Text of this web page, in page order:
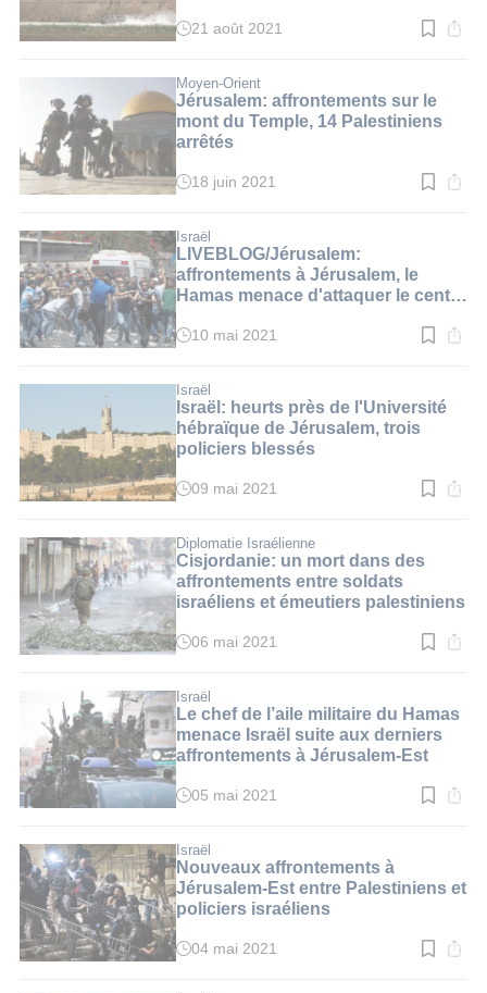
Temps
:
2
min.
21 août 2021
Moyen-Orient
Jérusalem: affrontements sur le
mont du Temple, 14 Palestiniens
arrêtés
Temps
:
1
min.
18 juin 2021
Israël
LIVEBLOG/Jérusalem:
affrontements à Jérusalem, le
Hamas menace d'attaquer le centre
Temps
:
2
min.
10 mai 2021
Israël
Israël: heurts près de l'Université
hébraïque de Jérusalem, trois
policiers blessés
Temps
:
2
min.
09 mai 2021
Diplomatie Israélienne
Cisjordanie: un mort dans des
affrontements entre soldats
israéliens et émeutiers palestiniens
Temps
:
2
min.
06 mai 2021
Israël
Le chef de l’aile militaire du Hamas
menace Israël suite aux derniers
affrontements à Jérusalem-Est
Temps
:
3
min.
05 mai 2021
Israël
Nouveaux affrontements à
Jérusalem-Est entre Palestiniens et
policiers israéliens
Temps
04 mai 2021